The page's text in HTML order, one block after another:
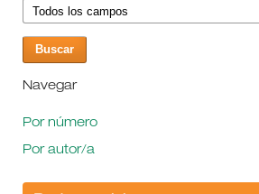
Navegar
Por número
Por autor/a